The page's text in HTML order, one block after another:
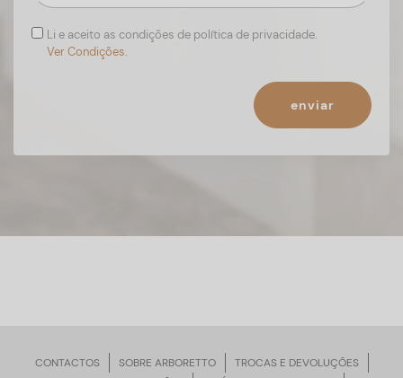
Li e aceito as condições de política de privacidade.
Ver Condições.
enviar
CONTACTOS SOBRE ARBORETTO
TROCAS E DEVOLUÇÕES